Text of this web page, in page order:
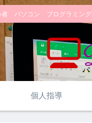
パソコン プログラミン
個人指導